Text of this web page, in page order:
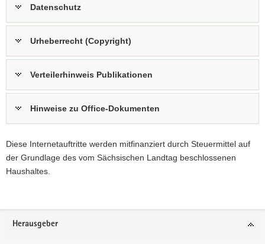
Datenschutz
Urheberrecht (Copyright)
Verteilerhinweis Publikationen
Hinweise zu Office-Dokumenten
Diese Internetauftritte werden mitfinanziert durch Steuermittel auf
der Grundlage des vom Sächsischen Landtag beschlossenen
Haushaltes.
Footer-
Herausgeber